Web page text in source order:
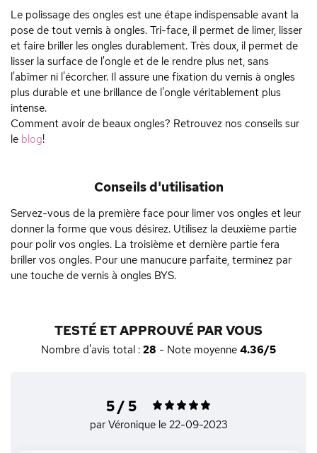
Le polissage des ongles est une étape indispensable avant la
pose de tout vernis à ongles. Tri-face, il permet de limer, lisser
et faire briller les ongles durablement. Très doux, il permet de
lisser la surface de l'ongle et de le rendre plus net, sans
l'abîmer ni l'écorcher. Il assure une fixation du vernis à ongles
plus durable et une brillance de l'ongle véritablement plus
intense.
Comment avoir de beaux ongles? Retrouvez nos conseils sur
le blog!
Conseils d'utilisation
Servez-vous de la première face pour limer vos ongles et leur
donner la forme que vous désirez. Utilisez la deuxième partie
pour polir vos ongles. La troisième et dernière partie fera
briller vos ongles. Pour une manucure parfaite, terminez par
une touche de vernis à ongles BYS.
TESTÉ ET APPROUVÉ PAR VOUS
Nombre d'avis total : 28 - Note moyenne 4.36/5
5 / 5
par Véronique le 22-09-2023